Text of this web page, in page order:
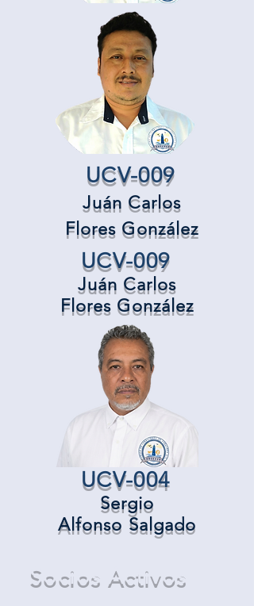
UCV-009
Juán Carlos
Flores González
UCV-009
Juán Carlos
Flores González
UCV-004
Sergio
Alfonso Salgado
Socios Activos